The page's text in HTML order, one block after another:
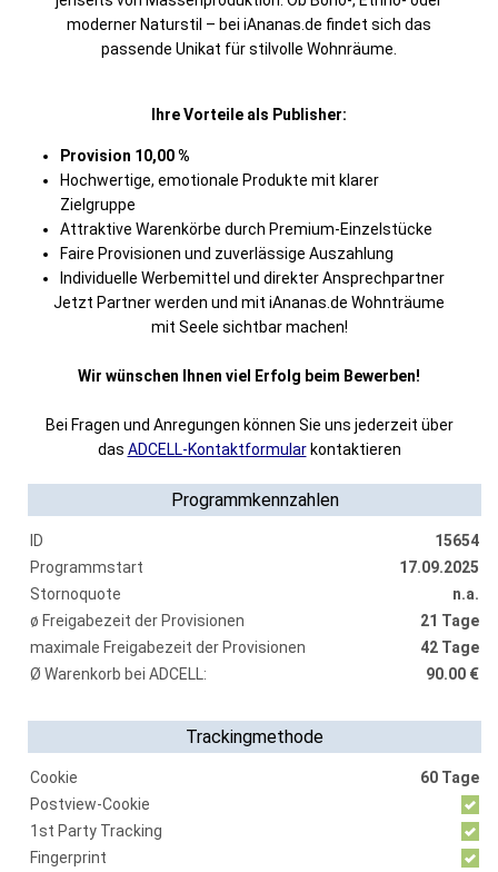
moderner Naturstil – bei iAnanas.de findet sich das
passende Unikat für stilvolle Wohnräume.
Ihre Vorteile als Publisher:
Provision 10,00 %
Hochwertige, emotionale Produkte mit klarer
Zielgruppe
Attraktive Warenkörbe durch Premium-Einzelstücke
Faire Provisionen und zuverlässige Auszahlung
Individuelle Werbemittel und direkter Ansprechpartner
Jetzt Partner werden und mit iAnanas.de Wohnträume
mit Seele sichtbar machen!
Wir wünschen Ihnen viel Erfolg beim Bewerben!
Bei Fragen und Anregungen können Sie uns jederzeit über
das ADCELL-Kontaktformularkontaktieren
Programmkennzahlen
ID
15654
Programmstart
17.09.2025
Stornoquote
n.a.
ø Freigabezeit der Provisionen
21 Tage
maximale Freigabezeit der Provisionen
42 Tage
Ø Warenkorb bei ADCELL:
90.00 €
Trackingmethode
Cookie
60 Tage
Postview-Cookie
1st Party Tracking
Fingerprint